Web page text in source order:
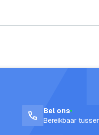
Bel ons
Bereikbaar